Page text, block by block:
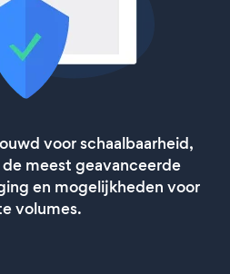
voor schaalbaarheid,
meest geavanceerde
en mogelijkheden voor
volumes.